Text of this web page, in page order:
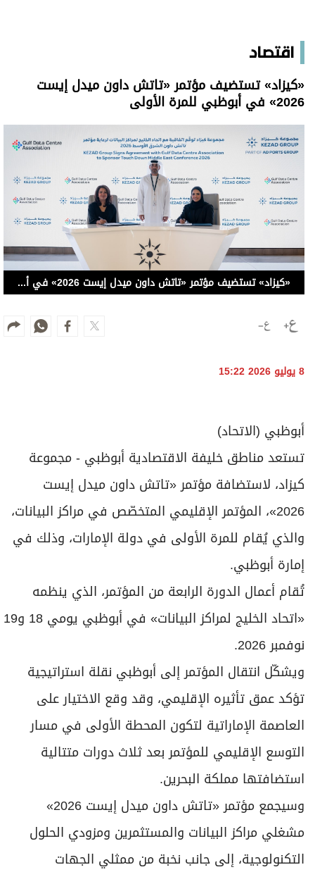
اقتصاد
«كيزاد» تستضيف مؤتمر «تاتش داون ميدل إيست
2026» في أبوظبي للمرة الأولى
«كيزاد» تستضيف مؤتمر «تاتش داون ميدل إيست 2026» في أبوظبي
8 يوليو 2026 15:22
أبوظبي (الاتحاد)
تستعد مناطق خليفة الاقتصادية أبوظبي - مجموعة
كيزاد، لاستضافة مؤتمر «تاتش داون ميدل إيست
2026»، المؤتمر الإقليمي المتخصّص في مراكز البيانات،
والذي يُقام للمرة الأولى في دولة الإمارات، وذلك في
إمارة أبوظبي.
تُقام أعمال الدورة الرابعة من المؤتمر، الذي ينظمه
«اتحاد الخليج لمراكز البيانات» في أبوظبي يومي 18 و19
نوفمبر 2026.
ويشكّل انتقال المؤتمر إلى أبوظبي نقلة استراتيجية
تؤكد عمق تأثيره الإقليمي، وقد وقع الاختيار على
العاصمة الإماراتية لتكون المحطة الأولى في مسار
التوسع الإقليمي للمؤتمر بعد ثلاث دورات متتالية
استضافتها مملكة البحرين.
وسيجمع مؤتمر «تاتش داون ميدل إيست 2026»
مشغلي مراكز البيانات والمستثمرين ومزودي الحلول
التكنولوجية، إلى جانب نخبة من ممثلي الجهات